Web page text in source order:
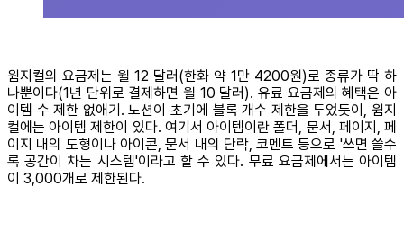
윔지컬의 요금제는 월 12 달러(한화 약 1만 4200원)로 종류가 딱 하
나뿐이다(1년 단위로 결제하면 월 10 달러). 유료 요금제의 혜택은 아
이템 수 제한 없애기. 노션이 초기에 블록 개수 제한을 두었듯이, 윔지
컬에는 아이템 제한이 있다. 여기서 아이템이란 폴더, 문서, 페이지, 페
이지 내의 도형이나 아이콘, 문서 내의 단락, 코멘트 등으로 '쓰면 쓸수
록 공간이 차는 시스템'이라고 할 수 있다. 무료 요금제에서는 아이템
이 3,000개로 제한된다.